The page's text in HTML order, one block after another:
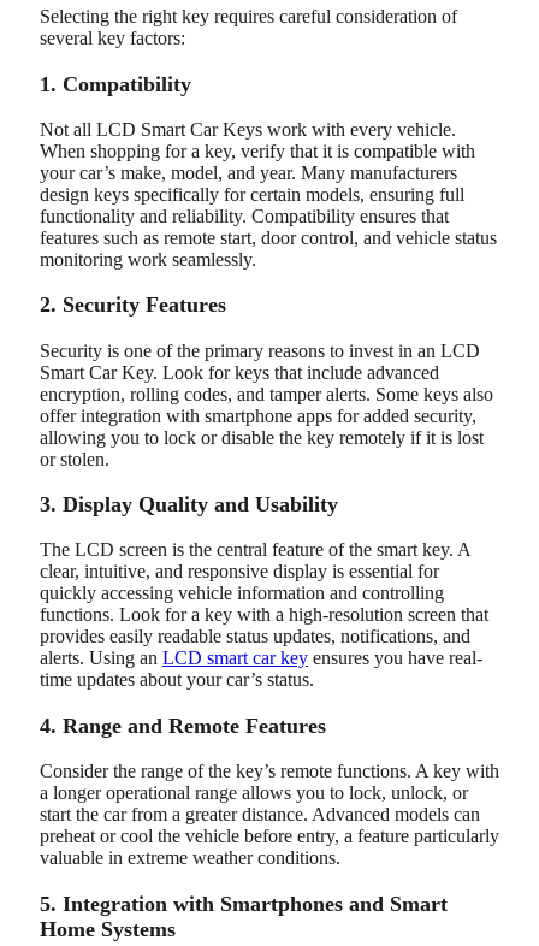
Selecting the right key requires careful consideration of
several key factors:
1. Compatibility
Not all LCD Smart Car Keys work with every vehicle.
When shopping for a key, verify that it is compatible with
your car’s make, model, and year. Many manufacturers
design keys specifically for certain models, ensuring full
functionality and reliability. Compatibility ensures that
features such as remote start, door control, and vehicle status
monitoring work seamlessly.
2. Security Features
Security is one of the primary reasons to invest in an LCD
Smart Car Key. Look for keys that include advanced
encryption, rolling codes, and tamper alerts. Some keys also
offer integration with smartphone apps for added security,
allowing you to lock or disable the key remotely if it is lost
or stolen.
3. Display Quality and Usability
The LCD screen is the central feature of the smart key. A
clear, intuitive, and responsive display is essential for
quickly accessing vehicle information and controlling
functions. Look for a key with a high-resolution screen that
provides easily readable status updates, notifications, and
alerts. Using an LCD smart car key ensures you have real-
time updates about your car’s status.
4. Range and Remote Features
Consider the range of the key’s remote functions. A key with
a longer operational range allows you to lock, unlock, or
start the car from a greater distance. Advanced models can
preheat or cool the vehicle before entry, a feature particularly
valuable in extreme weather conditions.
5. Integration with Smartphones and Smart
Home Systems